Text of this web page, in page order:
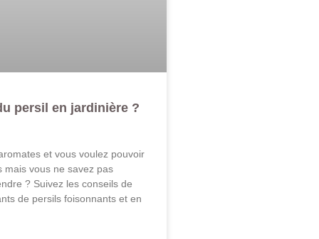
persil en jardinière ?
et vous voulez pouvoir
mais vous ne savez pas
? Suivez les conseils de
de persils foisonnants et en